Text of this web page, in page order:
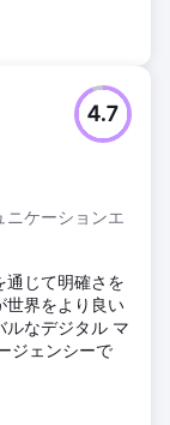
ニケーションエ
4.7
通じて明確さを
世界をより良い
ルなデジタル マ
ジェンシーで